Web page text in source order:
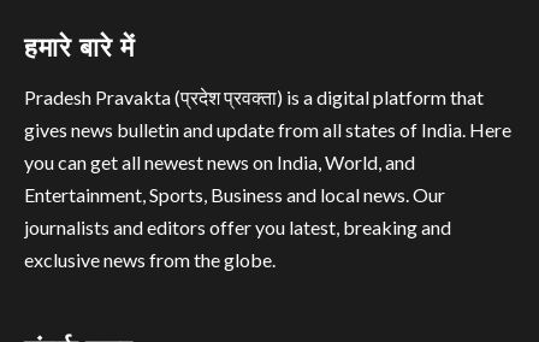
हमारे बारे में
Pradesh Pravakta (प्रदेश प्रवक्ता) is a digital platform that
gives news bulletin and update from all states of India. Here
you can get all newest news on India, World, and
Entertainment, Sports, Business and local news. Our
journalists and editors offer you latest, breaking and
exclusive news from the globe.